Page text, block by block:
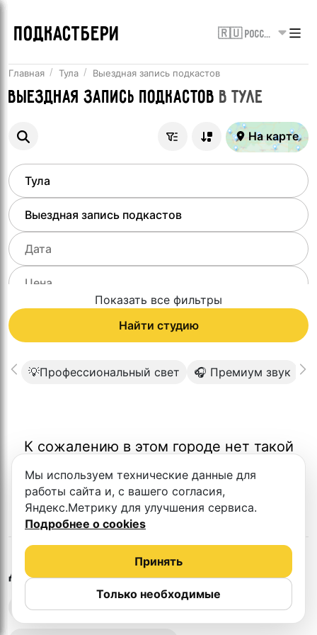
ПОДКАСТБЕРИ 🇷🇺 Россия
Главная Тула Выездная запись подкастов
Выездная запись подкастов вТуле
На карте
Показать все фильтры
Найти студию
💡Профессиональный свет 🎧 Премиум звук
К сожалению в этом городе нет такой
Другие студии в Туле
Выездная запись подкастов
Мы используем технические данные для
работы сайта и, с вашего согласия,
Яндекс.Метрику для улучшения сервиса.
Подробнее о cookies
Только необходимые
Принять